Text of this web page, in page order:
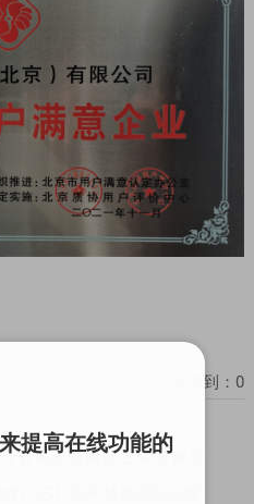
分享到： 0
合同重信用企业”荣誉称号
提高在线功能的